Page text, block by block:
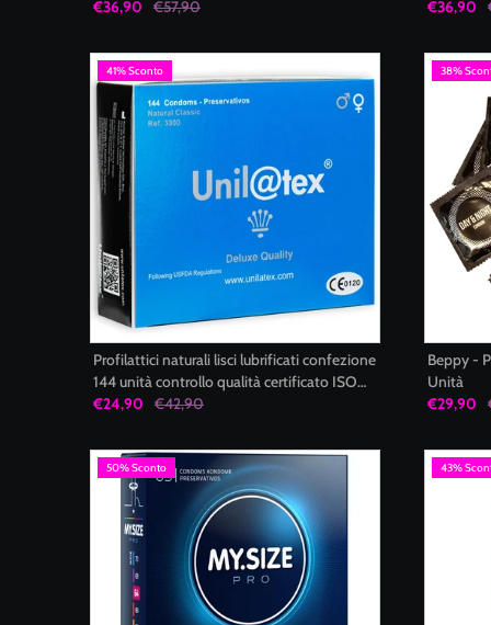
personalizzata comfort ipoallergenico low
€36,90 €57,90
ridotto e
€36,90
41% Sconto
Profilattici naturali lisci lubrificati confezione
144 unità controllo qualità certificato ISO
4074 Unilatex
€24,90 €42,90
38%
Beppy -
Unità
€29,90
50% Sconto 43%